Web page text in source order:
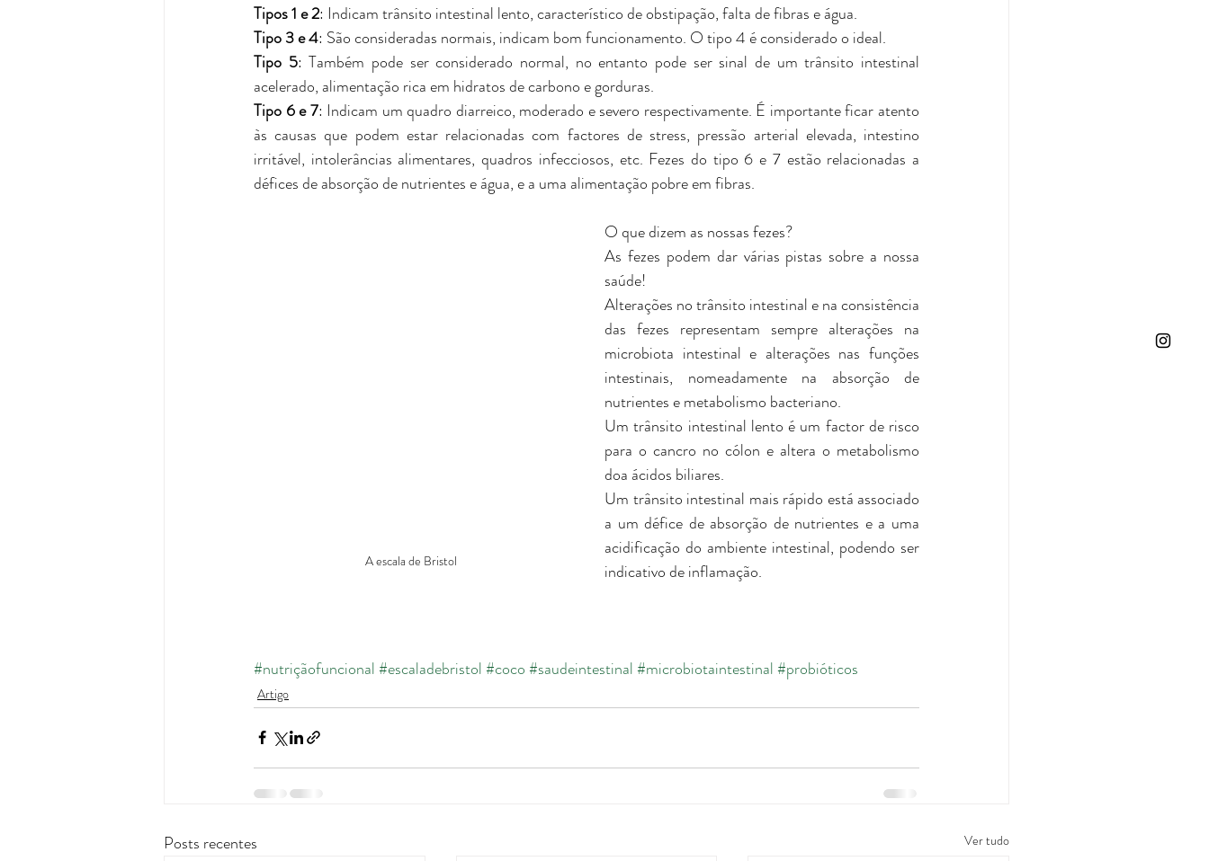
Tipos 1 e 2: Indicam trânsito intestinal lento, característico de obstipação, falta de fibras e água.
Tipo 3 e 4: São consideradas normais, indicam bom funcionamento. O tipo 4 é considerado o ideal.
Tipo 5: Também pode ser considerado normal, no entanto pode ser sinal de um trânsito intestinal
acelerado, alimentação rica em hidratos de carbono e gorduras.
Tipo 6 e 7: Indicam um quadro diarreico, moderado e severo respectivamente. É importante ficar atento
às causas que podem estar relacionadas com factores de stress, pressão arterial elevada, intestino
irritável, intolerâncias alimentares, quadros infecciosos, etc. Fezes do tipo 6 e 7 estão relacionadas a
défices de absorção de nutrientes e água, e a uma alimentação pobre em fibras.
A escala de Bristol
O que dizem as nossas fezes?
As fezes podem dar várias pistas sobre a nossa
saúde!
Alterações no trânsito intestinal e na consistência
das fezes representam sempre alterações na
microbiota intestinal e alterações nas funções
intestinais, nomeadamente na absorção de
nutrientes e metabolismo bacteriano.
Um trânsito intestinal lento é um factor de risco
para o cancro no cólon e altera o metabolismo
doa ácidos biliares.
Um trânsito intestinal mais rápido está associado
a um défice de absorção de nutrientes e a uma
acidificação do ambiente intestinal, podendo ser
indicativo de inflamação.
#nutriçãofuncional#escaladebristol#coco#saudeintestinal#microbiotaintestinal#probióticos
Artigo
Posts recentes Ver tudo